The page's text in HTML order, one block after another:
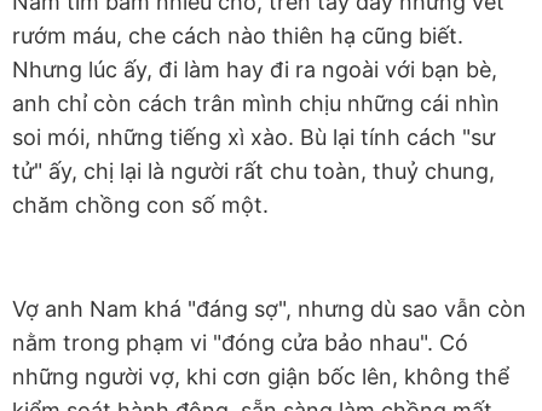
rướm máu, che cách nào thiên hạ cũng biết.
Nhưng lúc ấy, đi làm hay đi ra ngoài với bạn bè,
anh chỉ còn cách trân mình chịu những cái nhìn
soi mói, những tiếng xì xào. Bù lại tính cách "sư
tử" ấy, chị lại là người rất chu toàn, thuỷ chung,
chăm chồng con số một.
Vợ anh Nam khá "đáng sợ", nhưng dù sao vẫn còn
nằm trong phạm vi "đóng cửa bảo nhau". Có
những người vợ, khi cơn giận bốc lên, không thể